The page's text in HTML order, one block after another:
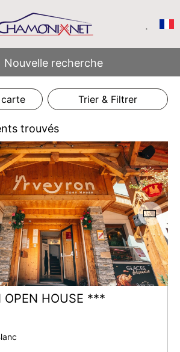
Nouvelle recherche
trouvés
Trier & Filtrer
OPEN HOUSE ***